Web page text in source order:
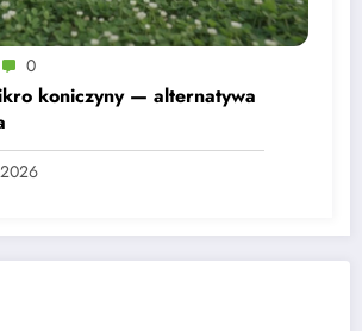
0
koniczyny — alternatywa